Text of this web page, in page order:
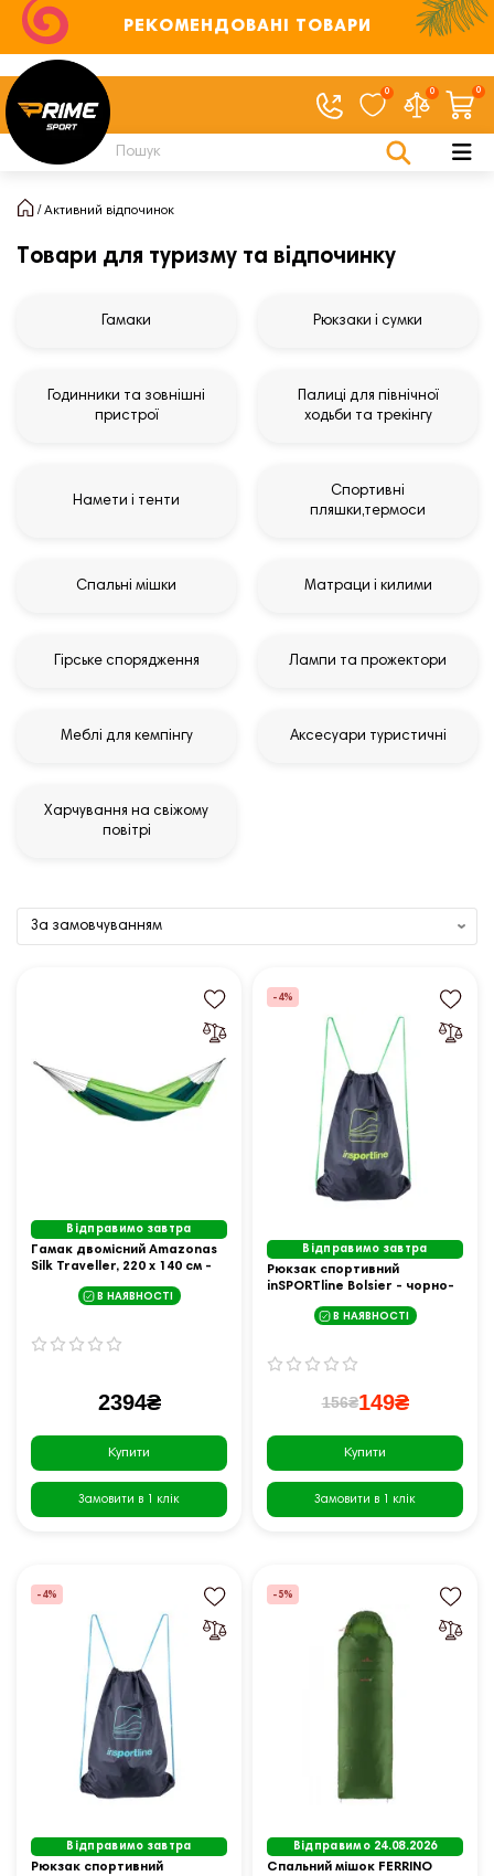
РЕКОМЕНДОВАНІ ТОВАРИ
0 0 0
Активний відпочинок
Товари для туризму та відпочинку
Гамаки Рюкзаки і сумки
Годинники та зовнішні
пристрої
Палиці для північної
ходьби та трекінгу
Намети і тенти
Спортивні
пляшки,термоси
Спальні мішки Матраци і килими
Гірське спорядження Лампи та прожектори
Меблі для кемпінгу Аксесуари туристичні
Харчування на свіжому
повітрі
Відправимо завтра
Гамак двомісний Amazonas
Silk Traveller, 220 х 140 см -
В НАЯВНОСТІ
2394₴
Купити
Замовити в 1 клік
-4%
Відправимо завтра
Рюкзак спортивний
inSPORTline Bolsier - чорно-
В НАЯВНОСТІ
156₴149₴
Купити
Замовити в 1 клік
-4%
Відправимо завтра
Рюкзак спортивний
-5%
Відправимо 24.08.2026
Спальний мішок FERRINO